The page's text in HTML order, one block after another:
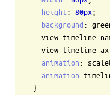
height : 80px;
background :
animation :
animation -